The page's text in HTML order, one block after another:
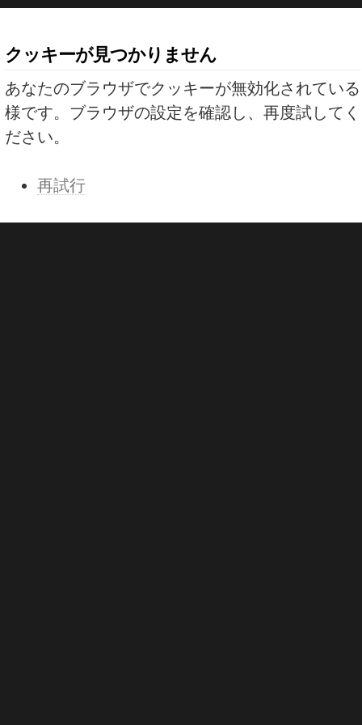
クッキーが見つかりません
あなたのブラウザでクッキーが無効化されている
様です。ブラウザの設定を確認し、再度試してく
ださい。
再試行